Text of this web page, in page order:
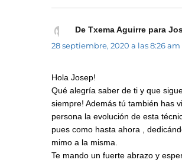
De Txema Aguirre para
28 septiembre, 2020 a las 8:26 am
Hola Josep!
Qué alegría saber de ti y que
siempre! Además tú también has
persona la evolución de esta
pues como hasta ahora ,
mimo a la misma.
Te mando un fuerte abrazo y